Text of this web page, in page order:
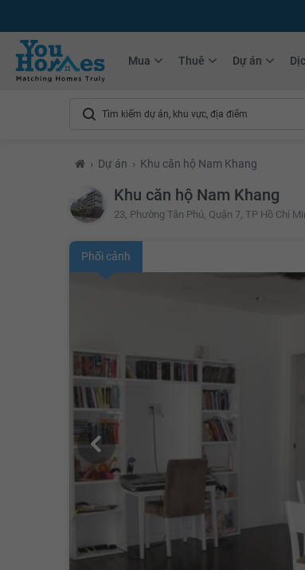
Mua Thuê Dự án
› Dự án › Khu căn hộ Nam Khang
Khu căn hộ Nam Khang
23, Phường Tân Phú, Quận 7, TP Hồ Chí
Phối cảnh